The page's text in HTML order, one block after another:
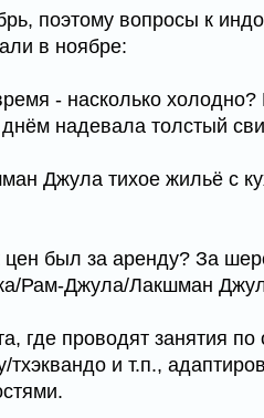
поэтому вопросы к
в ноябре:
- насколько
надевала толстый
Джула тихое жильё с
цен был за аренду? За
Рам-Джула/Лакшман
где проводят занятия по
тхэквандо и т.п.,